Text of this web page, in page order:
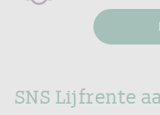
SNS Lijfrente